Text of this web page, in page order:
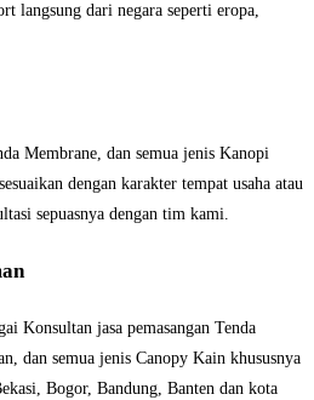
langsung dari negara seperti eropa,
Membrane, dan semua jenis Kanopi
dengan karakter tempat usaha atau
sepuasnya dengan tim kami.
Konsultan jasa pemasangan Tenda
dan semua jenis Canopy Kain khususnya
Bogor, Bandung, Banten dan kota